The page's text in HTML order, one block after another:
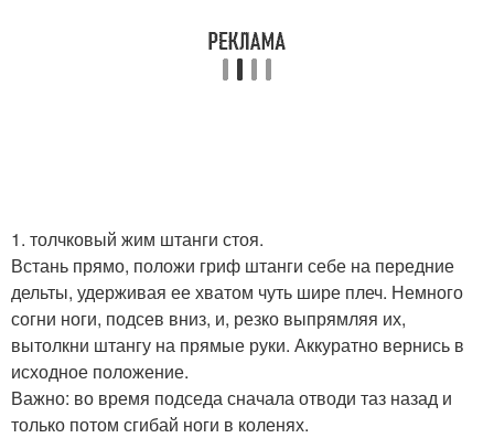
1. толчковый жим штанги стоя.
Встань прямо, положи гриф штанги себе на передние
дельты, удерживая ее хватом чуть шире плеч. Немного
согни ноги, подсев вниз, и, резко выпрямляя их,
вытолкни штангу на прямые руки. Аккуратно вернись в
исходное положение.
Важно: во время подседа сначала отводи таз назад и
только потом сгибай ноги в коленях.